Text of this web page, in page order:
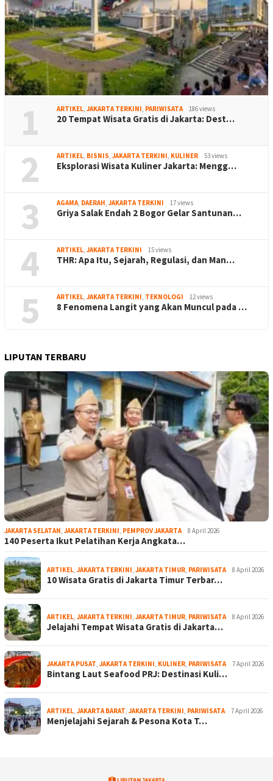
1 ARTIKEL, JAKARTA TERKINI, PARIWISATA 186 views
20 Tempat Wisata Gratis di Jakarta: Dest…
2 ARTIKEL, BISNIS, JAKARTA TERKINI, KULINER 53 views
Eksplorasi Wisata Kuliner Jakarta: Mengg…
3 AGAMA, DAERAH, JAKARTA TERKINI 17 views
Griya Salak Endah 2 Bogor Gelar Santunan…
4 ARTIKEL, JAKARTA TERKINI 15 views
THR: Apa Itu, Sejarah, Regulasi, dan Man…
5 ARTIKEL, JAKARTA TERKINI, TEKNOLOGI 12 views
8 Fenomena Langit yang Akan Muncul pada …
LIPUTAN TERBARU
JAKARTA SELATAN JAKARTA TERKINI PEMPROV JAKARTA 8 April 2026
140 Peserta Ikut Pelatihan Kerja Angkata…
ARTIKEL JAKARTA TERKINI JAKARTA TIMUR PARIWISATA 8 April 2026
10 Wisata Gratis di Jakarta Timur Terbar…
ARTIKEL JAKARTA TERKINI JAKARTA TIMUR PARIWISATA 8 April 2026
Jelajahi Tempat Wisata Gratis di Jakarta…
JAKARTA PUSAT JAKARTA TERKINI KULINER PARIWISATA 7 April 2026
Bintang Laut Seafood PRJ: Destinasi Kuli…
ARTIKEL JAKARTA BARAT JAKARTA TERKINI PARIWISATA 7 April 2026
Menjelajahi Sejarah & Pesona Kota T…